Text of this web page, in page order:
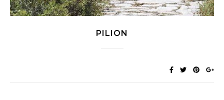
PILION